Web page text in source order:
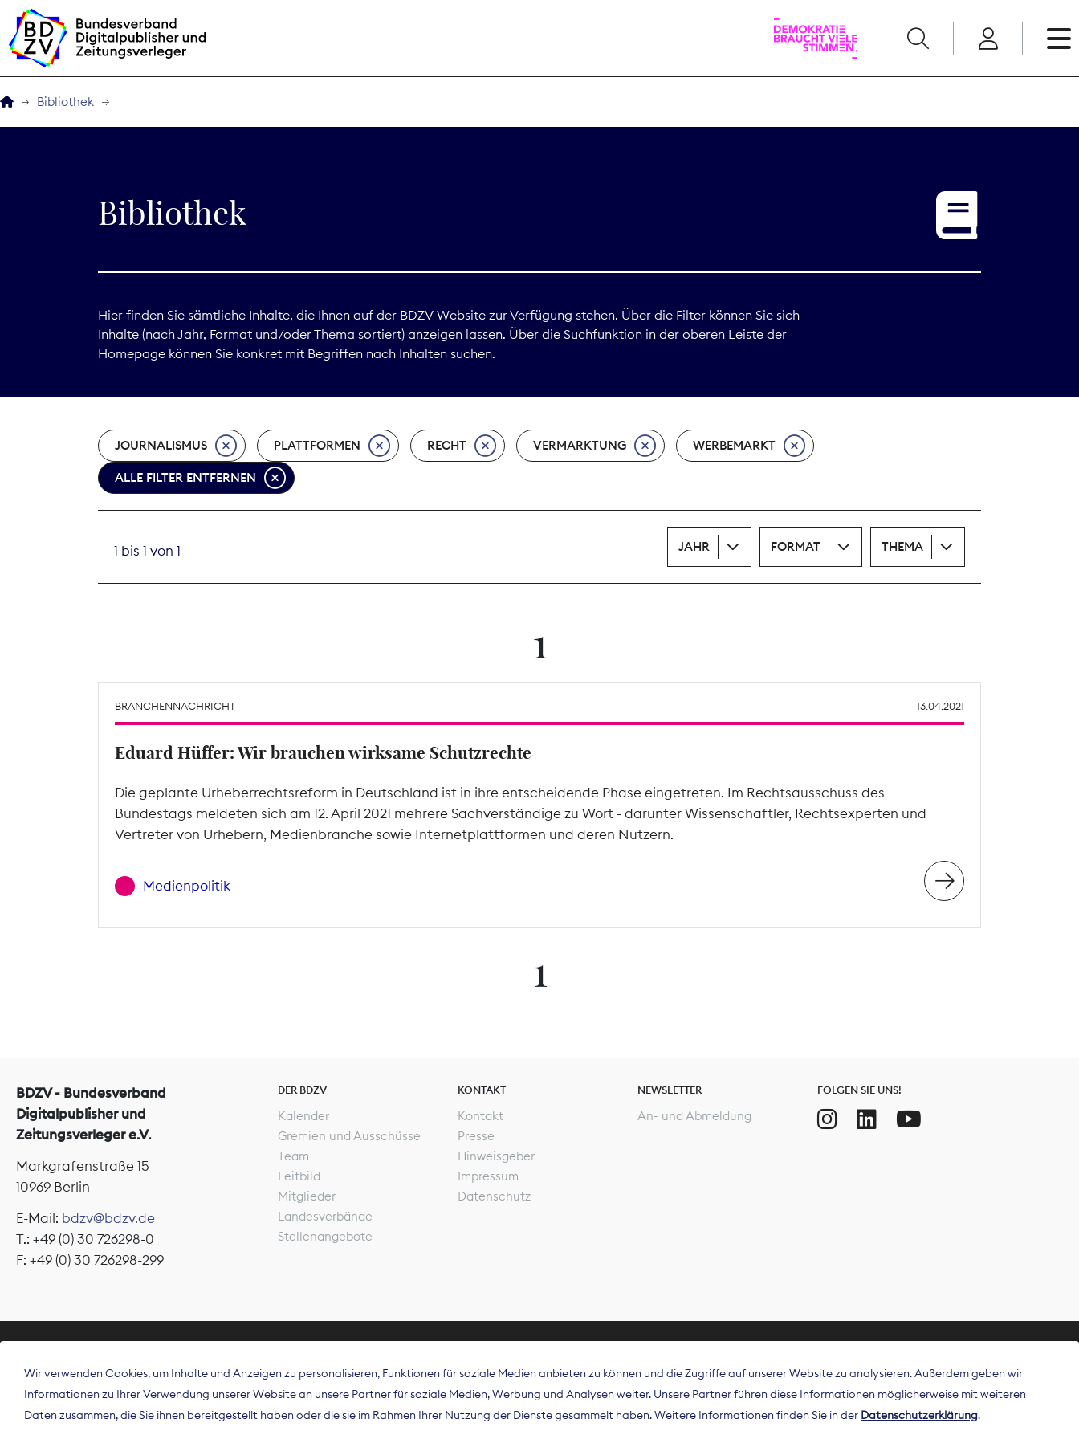
BDZVplus GmbH
Service
Print
Bibliothek
Bibliothek
Hier finden Sie sämtliche Inhalte, die Ihnen auf der BDZV-Website zur Verfügung stehen. Über die Filter können Sie sich
Inhalte (nach Jahr, Format und/oder Thema sortiert) anzeigen lassen. Über die Suchfunktion in der oberen Leiste der
Homepage können Sie konkret mit Begriffen nach Inhalten suchen.
JOURNALISMUS PLATTFORMEN RECHT VERMARKTUNG WERBEMARKT
ALLE FILTER ENTFERNEN
1 bis 1 von 1 JAHR FORMAT THEMA
1
BRANCHENNACHRICHT 13.04.2021
Eduard Hüffer: Wir brauchen wirksame Schutzrechte
Die geplante Urheberrechtsreform in Deutschland ist in ihre entscheidende Phase eingetreten. Im Rechtsausschuss des
Bundestags meldeten sich am 12. April 2021 mehrere Sachverständige zu Wort - darunter Wissenschaftler, Rechtsexperten und
Vertreter von Urhebern, Medienbranche sowie Internetplattformen und deren Nutzern.
Medienpolitik
1
BDZV - Bundesverband
Digitalpublisher und
Zeitungsverleger e.V.
Markgrafenstraße 15
10969 Berlin
E-Mail: bdzv@bdzv.de
T.: +49 (0) 30 726298-0
F: +49 (0) 30 726298-299
DER BDZV
Kalender
Gremien und Ausschüsse
Team
Leitbild
Mitglieder
Landesverbände
Stellenangebote
KONTAKT
Kontakt
Presse
Hinweisgeber
Impressum
Datenschutz
NEWSLETTER
An- und Abmeldung
FOLGEN SIE UNS!
Der Bundesverband Digitalpublisher und Zeitungsverleger (BDZV) vertritt als
Spitzenorganisation die Interessen der Zeitungsverlage und digitalen Publisher in
Deutschland und auf EU-Ebene.
Wir verwenden Cookies, um Inhalte und Anzeigen zu personalisieren, Funktionen für soziale Medien anbieten zu können und die Zugriffe auf unserer Website zu analysieren. Außerdem geben wir
Informationen zu Ihrer Verwendung unserer Website an unsere Partner für soziale Medien, Werbung und Analysen weiter. Unsere Partner führen diese Informationen möglicherweise mit weiteren
Daten zusammen, die Sie ihnen bereitgestellt haben oder die sie im Rahmen Ihrer Nutzung der Dienste gesammelt haben. Weitere Informationen finden Sie in der Datenschutzerklärung.